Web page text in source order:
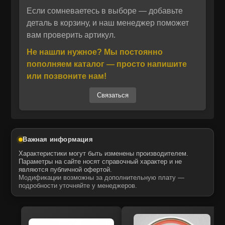
Отправить
Даю своё согласие на обработку персональных данных.
Отправить
Даю своё согласие на обработку персональных данных.
трансмиссии.
Кольцо 7G-5675 изготавливается из прочных
эластомерных материалов, устойчивых к
высоким температурам, давлению и
агрессивным эксплуатационным условиям.
Благодаря точному соответствию геометрии
оригинальных деталей, изделие
стабильную работу механизмов. Это делает
технического обслуживания, так и для
капитального ремонта спецтехники.
Производство ITR USCO — признанного
Если сомневаетесь в выборе — добавьте
деталь в корзину, и наш менеджер поможет
вам проверить артикул.
Не нашли нужное? Мы постоянно
пополняем каталог — просто напишите
или позвоните нам!
Связаться
Важная информация
Характеристики могут быть изменены производителем.
Параметры на сайте носят справочный характер и не
являются публичной офертой.
Модификации возможны за дополнительную плату —
подробности уточняйте у менеджеров.